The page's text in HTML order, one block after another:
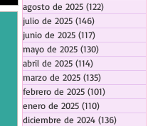
agosto de 2025 (122)
julio de 2025 (146)
junio de 2025 (117)
mayo de 2025 (130)
abril de 2025 (114)
marzo de 2025 (135)
febrero de 2025 (101)
enero de 2025 (110)
diciembre de 2024 (136)